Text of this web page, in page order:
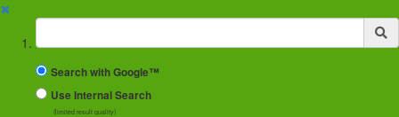
✖
Suchbegriff
Search with Google™
Use Internal Search
(limited result quality)